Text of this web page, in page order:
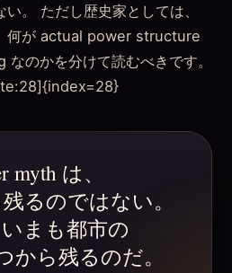
。 ただし歴史家としては、
何が actual power structure
のかを分けて読むべきです。
myth は、
るのではない。
まも都市の
から残るのだ。